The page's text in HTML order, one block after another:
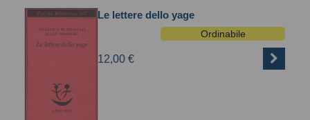
Le lettere dello yage
Ordinabile
12,00 €